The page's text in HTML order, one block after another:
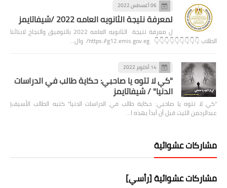
06 أغسطس 2022
لمعرفة نتيجة الثانويه العامه 2022 /شيفاتايمز
ل معرفة نتيجة الثانويه العامه 2022 بالتوفيق والنجاح لابنائنا
الطلاب 👇👇👇👇👇👇👇👇👇 https://g12.emis.gov.eg/ وال…
14 أكتوبر 2022
"كي لا تتوه يا صاحبي: حكاية طالب في الدراسات
الدنيا" / شيفاتايمز
"كي لا تتوه يا صاحبي: حكاية طالب في الدراسات الدنيا" كتبه الطالب الأسيف|
عبدالرحمن الليث قبل أن أبدأ بهذه ا…
مشاركات عشوائية
مشاركات عشوائية [رأسي]